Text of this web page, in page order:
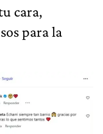
cara,
para la